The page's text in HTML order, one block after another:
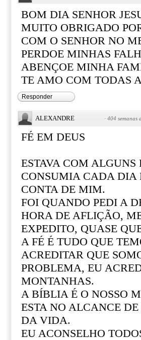
BOM DIA SENHOR
MUITO OBRIGADO
COM O SENHOR NO
PERDOE MINHAS
ABENÇOE MINHA
TE AMO COM TODAS
Responder
ALEXANDRE · 404 semanas
FÉ EM DEUS
ESTAVA COM
CONSUMIA CADA DIA
CONTA DE MIM.
FOI QUANDO PEDI A
HORA DE AFLIÇÃO,
EXPEDITO, QUASE
A FÉ É TUDO QUE
ACREDITAR QUE
PROBLEMA, EU
MONTANHAS.
A BÍBLIA É O NOSSO
ESTA NO ALCANCE
DA VIDA.
EU ACONSELHO